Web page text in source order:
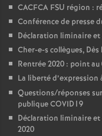
CACFCA FSU région :
Conférence de presse
Déclaration liminaire et
Cher-e-s collègues,
Rentrée 2020 : point
La liberté d’expression
Questions/réponses
publique COVID19
Déclaration liminaire et
2020